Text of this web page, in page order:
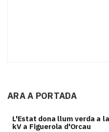
ARA A PORTADA
L'Estat dona llum verda a
kV a Figuerola d'Orcau